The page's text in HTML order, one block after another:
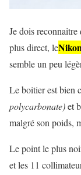
Je dois reconnaitre
plus direct, le
semble un peu
Le boitier est bien
polycarbonate)et
malgré son poids,
Le point le plus
et les 11